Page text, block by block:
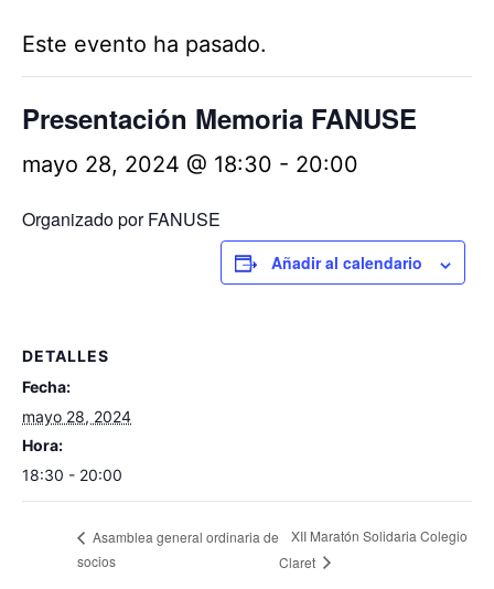
Este evento ha pasado.
Presentación Memoria FANUSE
mayo 28, 2024 @ 18:30 - 20:00
Organizado por FANUSE
Añadir al calendario
DETALLES
Fecha:
mayo 28, 2024
Hora:
18:30 - 20:00
Asamblea general ordinaria de
socios
XII Maratón Solidaria Colegio
Claret